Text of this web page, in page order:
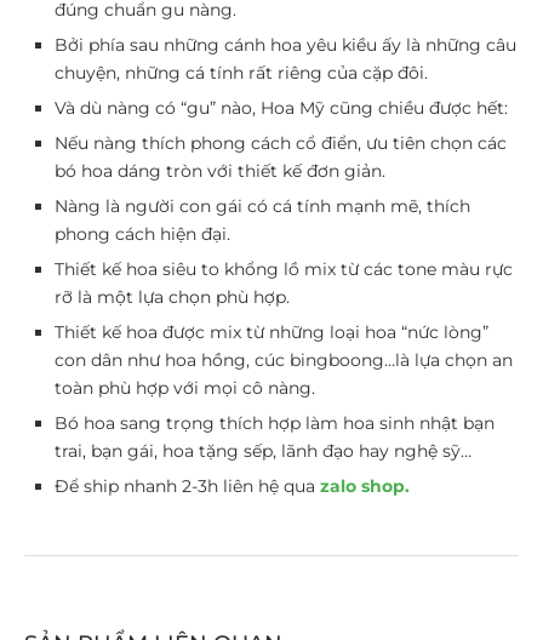
đúng chuẩn gu nàng.
Bởi phía sau những cánh hoa yêu kiều ấy là những câu
chuyện, những cá tính rất riêng của cặp đôi.
Và dù nàng có “gu” nào, Hoa Mỹ cũng chiều được hết:
Nếu nàng thích phong cách cổ điển, ưu tiên chọn các
bó hoa dáng tròn với thiết kế đơn giản.
Nàng là người con gái có cá tính mạnh mẽ, thích
phong cách hiện đại.
Thiết kế hoa siêu to khổng lồ mix từ các tone màu rực
rỡ là một lựa chọn phù hợp.
Thiết kế hoa được mix từ những loại hoa “nức lòng”
con dân như hoa hồng, cúc bingboong…là lựa chọn an
toàn phù hợp với mọi cô nàng.
Bó hoa sang trọng thích hợp làm hoa sinh nhật bạn
trai, bạn gái, hoa tặng sếp, lãnh đạo hay nghệ sỹ…
Để ship nhanh 2-3h liên hệ qua zalo shop.